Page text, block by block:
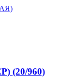
(20/960)